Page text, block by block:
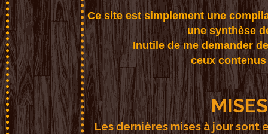
Ce site est simplement une
une synthèse
Inutile de me demander
ceux
Les dernières mises à jour sont